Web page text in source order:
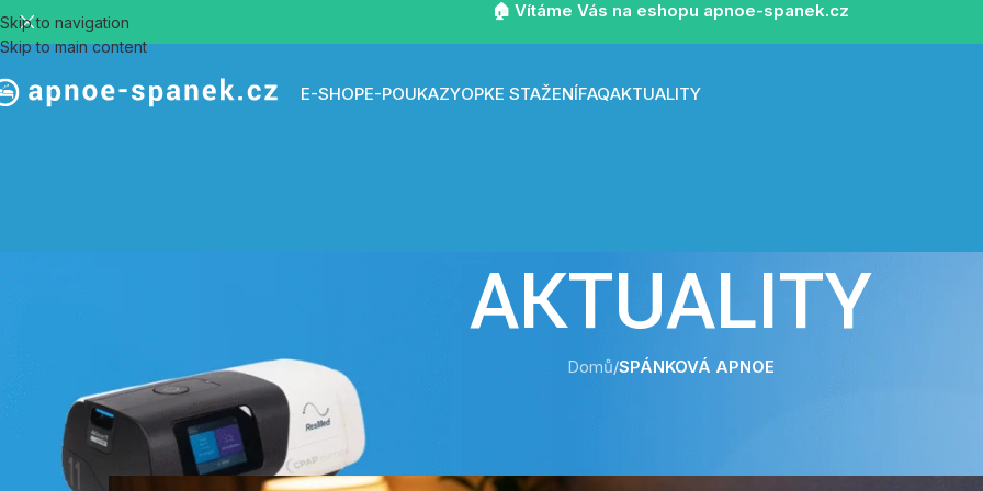
Skip to navigation
Skip to main content
🏠 Vítáme Vás na eshopu apnoe-spanek.cz
E-SHOPE-POUKAZYOPKE STAŽENÍFAQAKTUALITY
AKTUALITY
Domů/SPÁNKOVÁ APNOE